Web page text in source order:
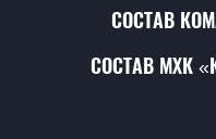
СОСТАВ
СОСТАВ МХК